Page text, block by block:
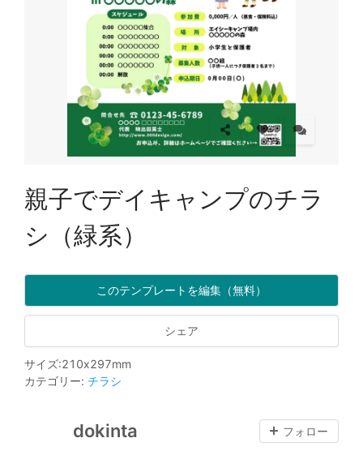
親子でデイキャンプのチラ
シ（緑系）
このテンプレートを編集（無料）
シェア
サイズ:210x297mm
カテゴリー: チラシ
dokinta フォロー